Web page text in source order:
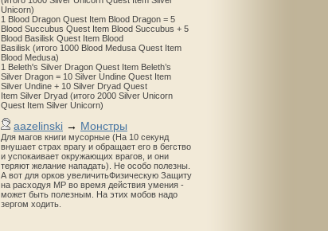
Unicorn)
1 Blood Dragon Quest Item Blood Dragon = 5
Blood Succubus Quest Item Blood Succubus + 5
Blood Basilisk Quest Item Blood
Basilisk (итого 1000 Blood Medusa Quest Item
Blood Medusa)
1 Beleth's Silver Dragon Quest Item Beleth’s
Silver Dragon = 10 Silver Undine Quest Item
Silver Undine + 10 Silver Dryad Quest
Item Silver Dryad (итого 2000 Silver Unicorn
Quest Item Silver Unicorn)
aazelinski → Монстры
Для магов книги мусорные (На 10 секунд
внушает страх врагу и обращает его в бегство
и успокаивает окружающих врагов, и они
теряют желание нападать). Не особо полезны.
А вот для орков увеличитьФизическую Защиту
на расходуя MP во время действия умения -
может быть полезным. На этих мобов надо
зергом ходить.